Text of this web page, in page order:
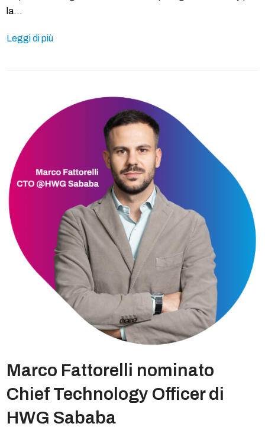
la…
Leggi di più
Marco Fattorelli nominato
Chief Technology Officer di
HWG Sababa